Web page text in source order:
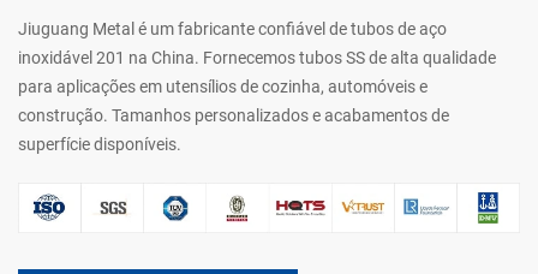
Jiuguang Metal é um fabricante confiável de tubos de aço
inoxidável 201 na China. Fornecemos tubos SS de alta qualidade
para aplicações em utensílios de cozinha, automóveis e
construção. Tamanhos personalizados e acabamentos de
superfície disponíveis.